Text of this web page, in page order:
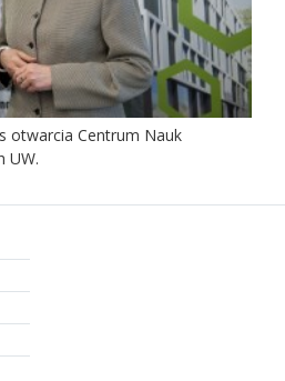
otwarcia Centrum Nauk
UW.